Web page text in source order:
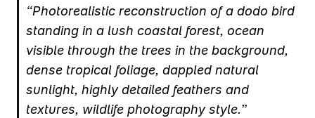
“Photorealistic reconstruction of a dodo bird
standing in a lush coastal forest, ocean
visible through the trees in the background,
dense tropical foliage, dappled natural
sunlight, highly detailed feathers and
textures, wildlife photography style.”